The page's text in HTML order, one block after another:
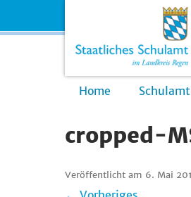
Home Schulamt
cropped-
Veröffentlicht am 6. Mai